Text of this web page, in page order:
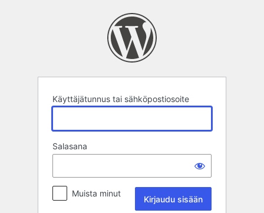
Käyttäjätunnus tai sähköpostiosoite
Salasana
Muista minut